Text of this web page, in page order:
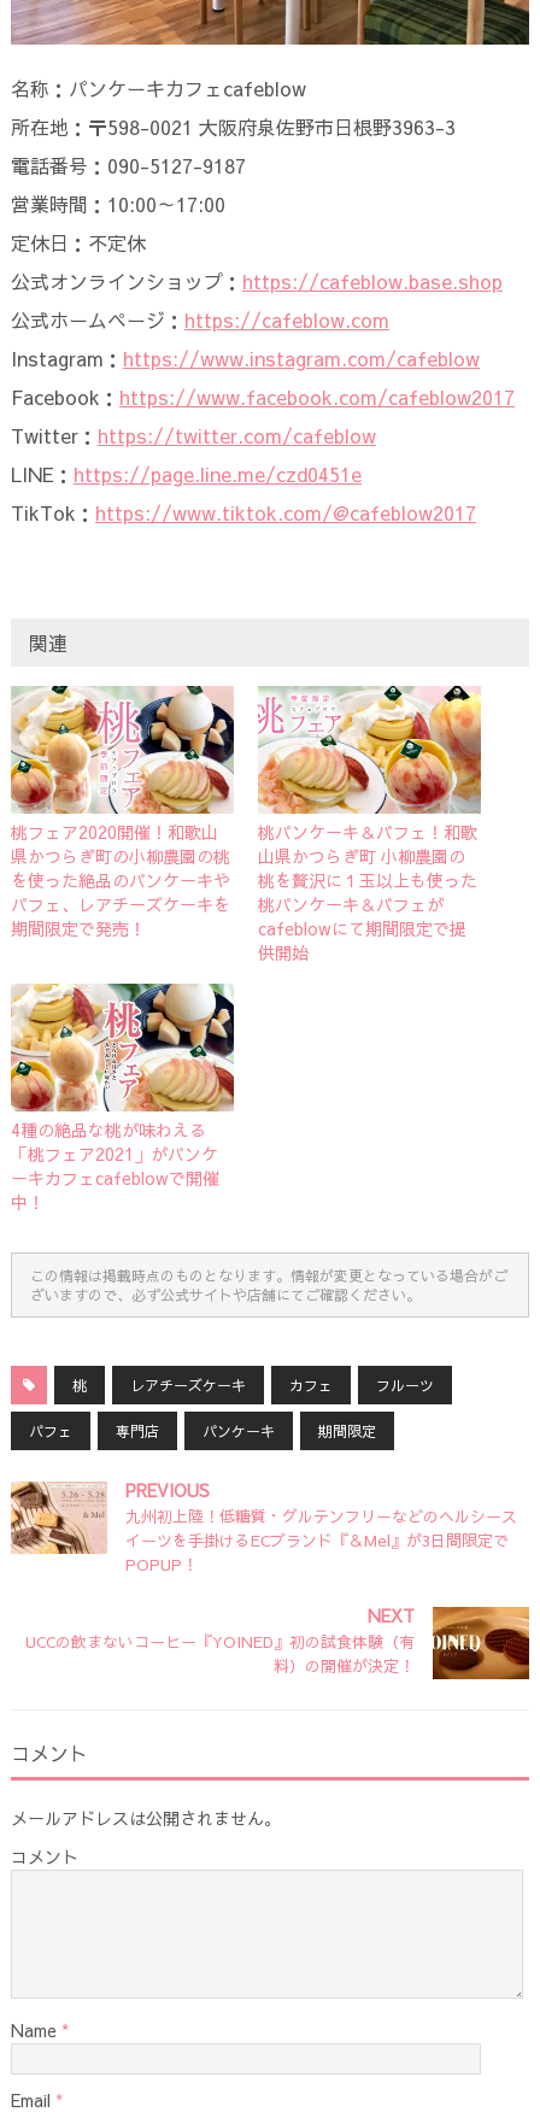
名称：パンケーキカフェcafeblow
所在地：〒598-0021 大阪府泉佐野市日根野3963-3
電話番号：090-5127-9187
営業時間：10:00～17:00
定休日：不定休
公式オンラインショップ： https://cafeblow.base.shop
公式ホームページ： https://cafeblow.com
Instagram： https://www.instagram.com/cafeblow
Facebook： https://www.facebook.com/cafeblow2017
Twitter： https://twitter.com/cafeblow
LINE： https://page.line.me/czd0451e
TikTok： https://www.tiktok.com/@cafeblow2017
関連
桃フェア2020開催！和歌山
県かつらぎ町の小柳農園の桃
を使った絶品のパンケーキや
パフェ、レアチーズケーキを
期間限定で発売！
桃パンケーキ＆パフェ！和歌
山県かつらぎ町 小柳農園の
桃を贅沢に１玉以上も使った
桃パンケーキ＆パフェが
cafeblowにて期間限定で提
供開始
4種の絶品な桃が味わえる
「桃フェア2021」がパンケ
ーキカフェcafeblowで開催
中！
この情報は掲載時点のものとなります。情報が変更となっている場合がご
ざいますので、必ず公式サイトや店舗にてご確認ください。
桃 レアチーズケーキ カフェ フルーツ
パフェ 専門店 パンケーキ 期間限定
PREVIOUS
九州初上陸！低糖質・グルテンフリーなどのヘルシース
イーツを手掛けるECブランド『＆Mel』が3日間限定で
POPUP！
NEXT
UCCの飲まないコーヒー『YOINED』初の試食体験（有
料）の開催が決定！
コメント
メールアドレスは公開されません。
コメント
Name *
Email *